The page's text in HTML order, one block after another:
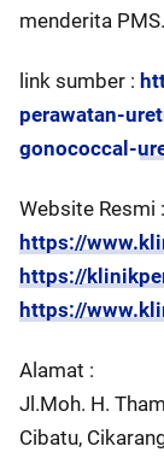
menderita PMS.
link sumber :
perawatan-
gonococcal-
Website Resmi :
https://
https://
https://
Alamat :
Jl.Moh. H.
Cibatu,